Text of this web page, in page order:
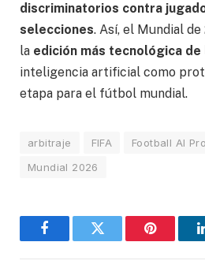
discriminatorios contra
selecciones. Así, el Mundial
la edición más tecnológica
inteligencia artificial como
etapa para el fútbol mundial.
arbitraje FIFA Football AI Pro
Mundial 2026
FacebookTwitter Pinterest